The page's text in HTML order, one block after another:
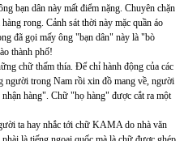
bạn dân này mất điểm nặng. Chuyên chặn
rong. Cảnh sát thời này mặc quần áo
đã gọi mấy ông "bạn dân" này là "bò
thành phố!
chữ thấm thía. Để chỉ hành động của các
người trong Nam rồi xin đồ mang về, người
hàng". Chữ "họ hàng" được cắt ra một
ta hay nhắc tới chữ KAMA do nhà văn